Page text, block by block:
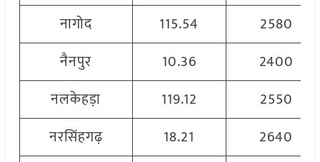
नागोद
115.54
2580
नैनपुर
10.36
2400
नलकेहड़ा
119.12
2550
नरसिंहगढ़
18.21
2640